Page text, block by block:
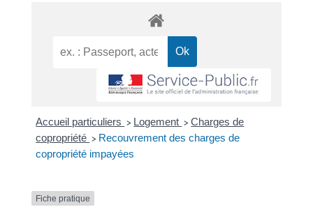
Accueil particuliers > Logement > Charges de
copropriété > Recouvrement des charges de
copropriété impayées
Fiche pratique